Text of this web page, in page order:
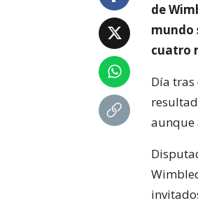
de
mundo
cuatro
Día
aunque